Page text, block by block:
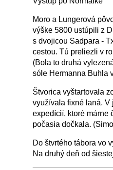
Moro a Lungerová
výške 5800 ustúpili z
s dvojicou Sadpara -
cestou. Tú preliezli v
(Bola to druhá
sóle Hermanna Buhla
Štvorica vyštartovala
využívala fixné laná. V
expedícií, ktoré márne
počasia dočkala.
Do štvrtého tábora vo
Na druhý deň od